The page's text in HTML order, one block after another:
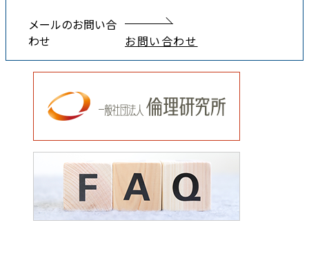
メールのお問い合
わせ
お問い合わせ